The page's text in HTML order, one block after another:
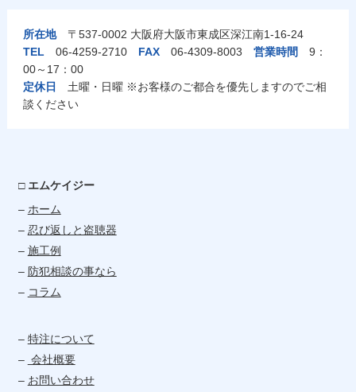
所在地〒537-0002 大阪府大阪市東成区深江南1-16-24
TEL 06-4259-2710 FAX06-4309-8003 営業時間
9：
00～17：00
定休日
土曜・日曜 ※お客様のご都合を優先しますのでご相
談ください
□ エムケイジー
– ホーム
– 忍び返しと盗聴器
– 施工例
– 防犯相談の事なら
– コラム
– 特注について
– 会社概要
– お問い合わせ